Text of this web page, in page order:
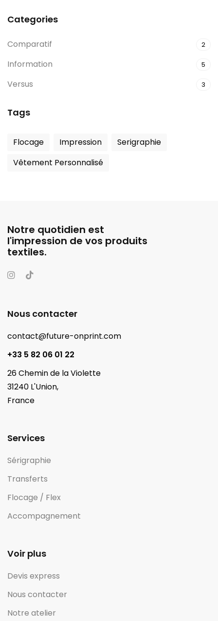
Categories
Comparatif 2
Information 5
Versus 3
Tags
Flocage Impression
Serigraphie
Vêtement Personnalisé
Notre quotidien est
l'impression de vos produits
textiles.
Nous contacter
contact@future-onprint.com
+33 5 82 06 01 22
26 Chemin de la Violette
31240 L'Union,
France
Services
Sérigraphie
Transferts
Flocage / Flex
Accompagnement
Voir plus
Devis express
Nous contacter
Notre atelier